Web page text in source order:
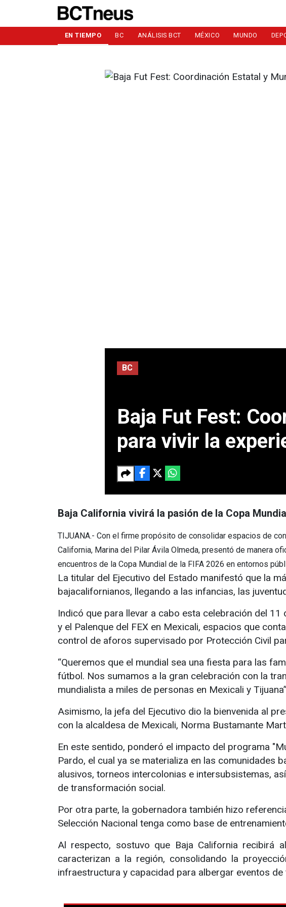
EN TIEMPO BC ANÁLISIS BCT MÉXICO MUNDO
BC
Baja Fut Fest:
para vivir la
Baja California vivirá la pasión de la Copa
TIJUANA.- Con el firme propósito de consolidar espacios de
California, Marina del Pilar Ávila Olmeda, presentó de manera
encuentros de la Copa Mundial de la FIFA 2026 en entornos
La titular del Ejecutivo del Estado manifestó que la
bajacalifornianos, llegando a las infancias, las
Indicó que para llevar a cabo esta celebración del
y el Palenque del FEX en Mexicali, espacios que
control de aforos supervisado por Protección Civil
“Queremos que el mundial sea una fiesta para las
fútbol. Nos sumamos a la gran celebración con la
mundialista a miles de personas en Mexicali y
Asimismo, la jefa del Ejecutivo dio la bienvenida al
con la alcaldesa de Mexicali, Norma Bustamante
En este sentido, ponderó el impacto del programa
Pardo, el cual ya se materializa en las comunidades
alusivos, torneos intercolonias e intersubsistemas,
de transformación social.
Por otra parte, la gobernadora también hizo
Selección Nacional tenga como base de
Al respecto, sostuvo que Baja California
caracterizan a la región, consolidando la
infraestructura y capacidad para albergar eventos